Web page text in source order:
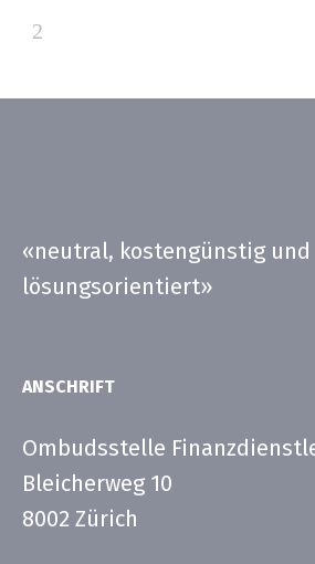
«neutral, kostengünstig und
lösungsorientiert»
ANSCHRIFT
Ombudsstelle
Bleicherweg 10
8002 Zürich